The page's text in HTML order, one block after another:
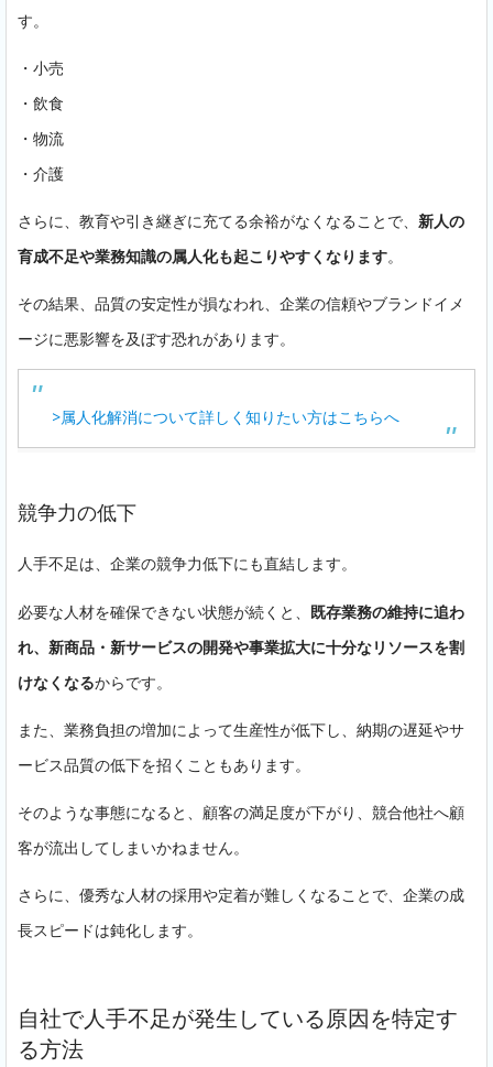
す。
・小売
・飲食
・物流
・介護
さらに、教育や引き継ぎに充てる余裕がなくなることで、 新人の
育成不足や業務知識の属人化も起こりやすくなります。
その結果、品質の安定性が損なわれ、企業の信頼やブランドイメ
ージに悪影響を及ぼす恐れがあります。
>属人化解消について詳しく知りたい方はこちらへ
競争力の低下
人手不足は、企業の競争力低下にも直結します。
必要な人材を確保できない状態が続くと、 既存業務の維持に追わ
れ、新商品・新サービスの開発や事業拡大に十分なリソースを割
けなくなるからです。
また、業務負担の増加によって生産性が低下し、納期の遅延やサ
ービス品質の低下を招くこともあります。
そのような事態になると、顧客の満足度が下がり、競合他社へ顧
客が流出してしまいかねません。
さらに、優秀な人材の採用や定着が難しくなることで、企業の成
長スピードは鈍化します。
自社で人手不足が発生している原因を特定す
る方法